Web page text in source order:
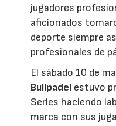
jugadores
aficionados
deporte siempre
profesionales de
El sábado 10 de
Bullpadel estuvo
Series haciendo
marca con sus